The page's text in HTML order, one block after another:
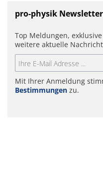
pro-physik
Top Meldungen,
weitere aktuelle
Mit Ihrer Anmeldung
Bestimmungen zu.